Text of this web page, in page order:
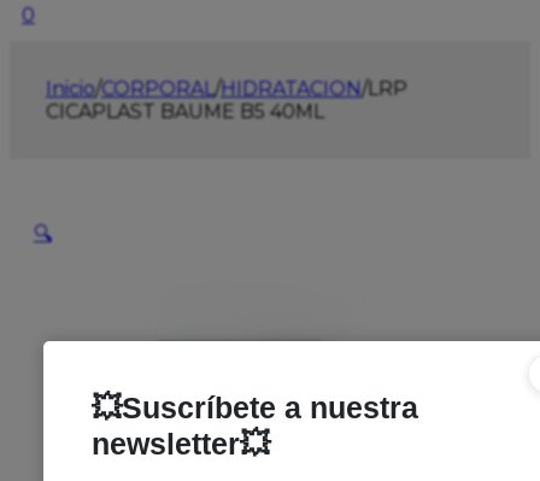
0
Inicio/CORPORAL/HIDRATACION/LRP
CICAPLAST BAUME B5 40ML
🔍